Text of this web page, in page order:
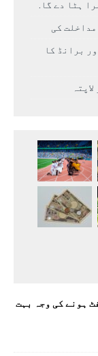
کی
کے مقامات اور برانڈ کا
ہونے کی وجہ بہت